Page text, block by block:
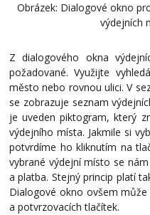
Obrázek: Dialogové okno
výdejních
Z dialogového okna
požadované. Využijte
město nebo rovnou ulici. V
se zobrazuje seznam
je uveden piktogram, který
výdejního místa. Jakmile si
potvrdíme ho kliknutím na
vybrané výdejní místo se
a platba. Stejný princip platí
Dialogové okno ovšem
a potvrzovacích tlačítek.